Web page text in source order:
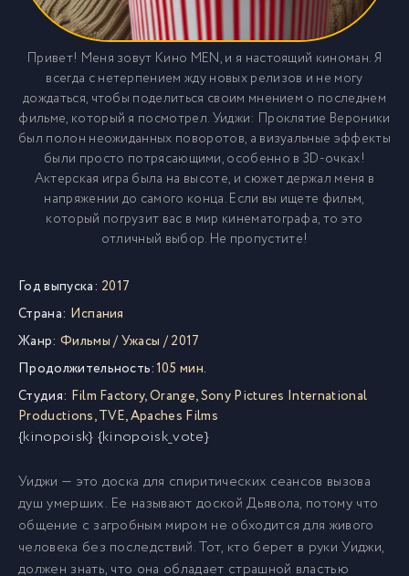
Привет! Меня зовут Кино MEN, и я настоящий киноман. Я
всегда с нетерпением жду новых релизов и не могу
дождаться, чтобы поделиться своим мнением о последнем
фильме, который я посмотрел. Уиджи: Проклятие Вероники
был полон неожиданных поворотов, а визуальные эффекты
были просто потрясающими, особенно в 3D-очках!
Актерская игра была на высоте, и сюжет держал меня в
напряжении до самого конца. Если вы ищете фильм,
который погрузит вас в мир кинематографа, то это
отличный выбор. Не пропустите!
Год выпуска: 2017
Страна: Испания
Жанр: Фильмы/Ужасы /2017
Продолжительность:105 мин.
Студия: Film Factory,Orange,Sony Pictures International
Productions,TVE,Apaches Films
{kinopoisk} {kinopoisk_vote}
Уиджи — это доска для спиритических сеансов вызова
душ умерших. Ее называют доской Дьявола, потому что
общение с загробным миром не обходится для живого
человека без последствий. Тот, кто берет в руки Уиджи,
должен знать, что она обладает страшной властью